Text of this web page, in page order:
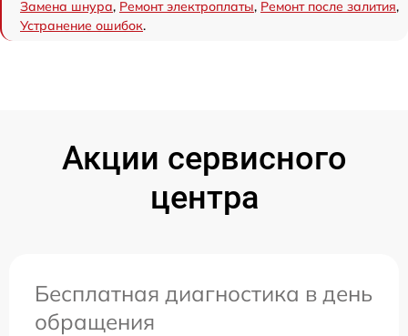
Замена шнура, Ремонт электроплаты, Ремонт после залития,
Устранение ошибок.
Акции сервисного
центра
Бесплатная диагностика в день
обращения